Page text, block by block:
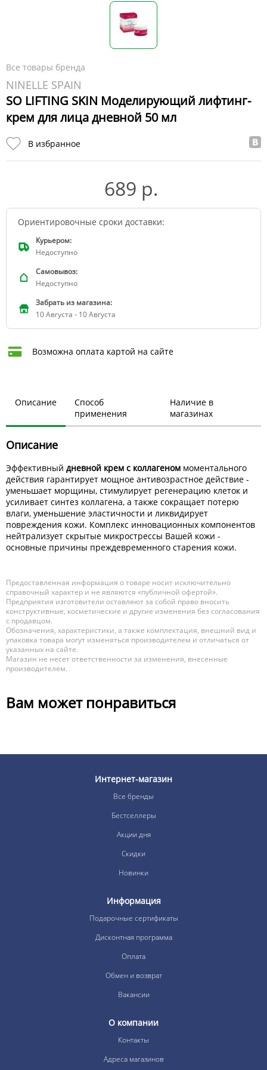
Все товары бренда
NINELLE SPAIN
SO LIFTING SKIN Моделирующий лифтинг-
крем для лица дневной 50 мл
В избранное
689 р.
Ориентировочные сроки доставки:
Курьером:
Недоступно
Самовывоз:
Недоступно
Забрать из магазина:
10 Августа - 10 Августа
Возможна оплата картой на сайте
Описание
Способ
применения
Наличие в
магазинах
Описание
Эффективный дневной крем с коллагеном моментального
действия гарантирует мощное антивозрастное действие -
уменьшает морщины, стимулирует регенерацию клеток и
усиливает синтез коллагена, а также сокращает потерю
влаги, уменьшение эластичности и ликвидирует
повреждения кожи. Комплекс инновационных компонентов
нейтрализует скрытые микрострессы Вашей кожи -
основные причины преждевременного старения кожи.
Предоставленная информация о товаре носит исключительно
справочный характер и не являются «публичной офертой».
Предприятия изготовители оставляют за собой право вносить
конструктивные, косметические и другие изменения без согласования
с продавцом.
Обозначения, характеристики, а также комплектация, внешний вид и
упаковка товара могут изменяться производителем и отличаться от
указанных на сайте.
Магазин не несет ответственности за изменения, внесенные
производителем.
Вам может понравиться
Интернет-магазин
Все бренды
Бестселлеры
Акции дня
Скидки
Новинки
Информация
Подарочные сертификаты
Дисконтная программа
Оплата
Обмен и возврат
Вакансии
О компании
Контакты
Адреса магазинов